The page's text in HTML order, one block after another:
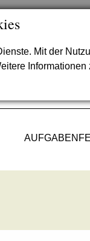
Mit der